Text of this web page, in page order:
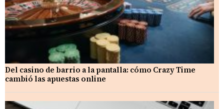
Del casino de barrio a la pantalla: cómo Crazy Time
cambió las apuestas online